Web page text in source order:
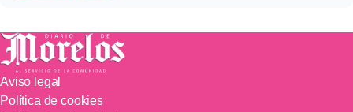
Aviso legal
Política de cookies